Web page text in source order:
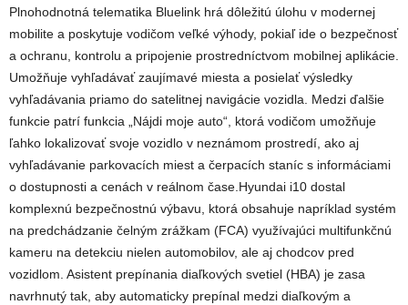
Plnohodnotná telematika Bluelink hrá dôležitú úlohu v modernej
mobilite a poskytuje vodičom veľké výhody, pokiaľ ide o bezpečnosť
a ochranu, kontrolu a pripojenie prostredníctvom mobilnej aplikácie.
Umožňuje vyhľadávať zaujímavé miesta a posielať výsledky
vyhľadávania priamo do satelitnej navigácie vozidla. Medzi ďalšie
funkcie patrí funkcia „Nájdi moje auto“, ktorá vodičom umožňuje
ľahko lokalizovať svoje vozidlo v neznámom prostredí, ako aj
vyhľadávanie parkovacích miest a čerpacích staníc s informáciami
o dostupnosti a cenách v reálnom čase.Hyundai i10 dostal
komplexnú bezpečnostnú výbavu, ktorá obsahuje napríklad systém
na predchádzanie čelným zrážkam (FCA) využívajúci multifunkčnú
kameru na detekciu nielen automobilov, ale aj chodcov pred
vozidlom. Asistent prepínania diaľkových svetiel (HBA) je zasa
navrhnutý tak, aby automaticky prepínal medzi diaľkovým a